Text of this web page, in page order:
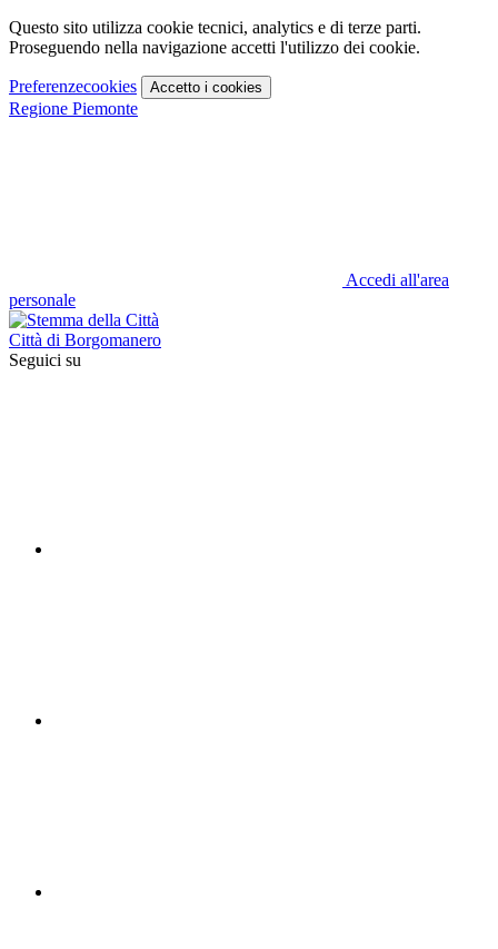
Questo sito utilizza cookie tecnici, analytics e di terze parti.
Proseguendo nella navigazione accetti l'utilizzo dei cookie.
Preferenzecookies Accetto i cookies
Regione Piemonte
Accedi all'area
personale
Città di Borgomanero
Seguici su